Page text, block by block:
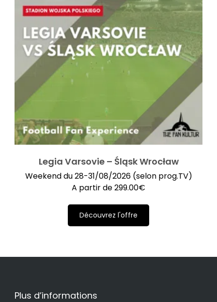
Legia Varsovie – Śląsk Wrocław
Weekend du 28-31/08/2026 (selon prog.TV)
A partir de299.00€
Découvrez l'offre
Plus d’informations